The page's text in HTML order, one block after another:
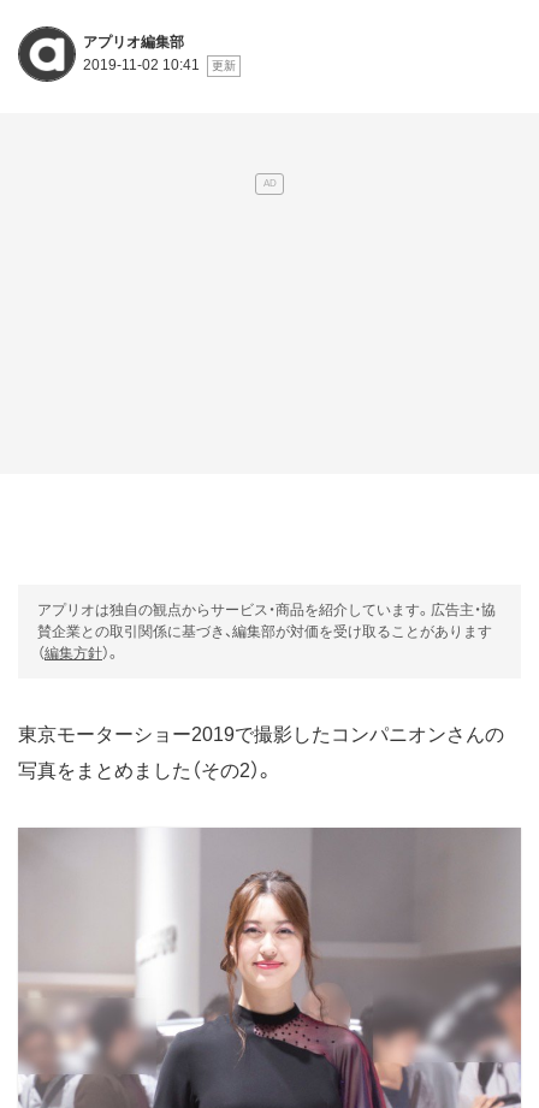
アプリオ編集部
2019-11-02 10:41
アプリオは独自の観点からサービス・商品を紹介しています。広告主・協
賛企業との取引関係に基づき、編集部が対価を受け取ることがあります
（編集方針）。
東京モーターショー2019で撮影したコンパニオンさんの
写真をまとめました（その2）。